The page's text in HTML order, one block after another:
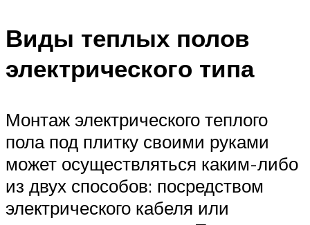
Виды теплых полов
электрического типа
Монтаж электрического теплого
пола под плитку своими руками
может осуществляться каким-либо
из двух способов: посредством
электрического кабеля или